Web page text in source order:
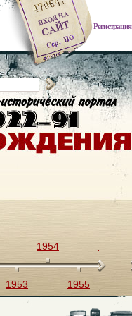
Регистрация
1953
1954
1955